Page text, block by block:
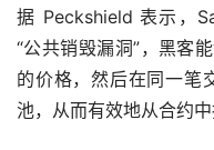
据 Peckshield 表示，
“公共销毁漏洞”，黑客
的价格，然后在同一笔
池，从而有效地从合约